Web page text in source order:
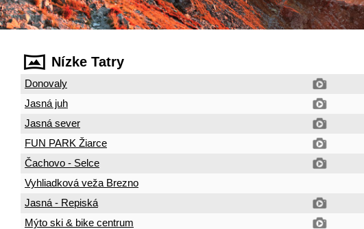
Nízke Tatry
Donovaly
Jasná juh
Jasná sever
FUN PARK Žiarce
Čachovo - Selce
Vyhliadková veža Brezno
Jasná - Repiská
Mýto ski & bike centrum